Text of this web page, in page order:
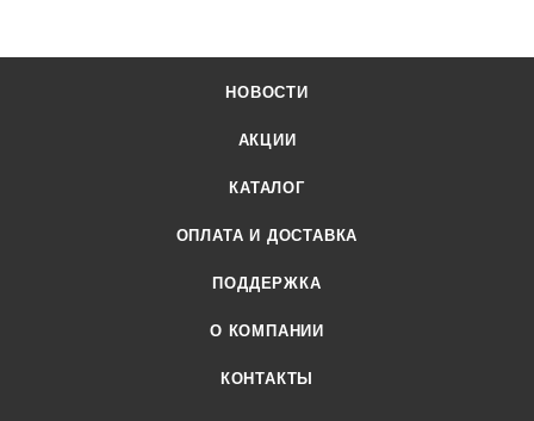
НОВОСТИ
АКЦИИ
КАТАЛОГ
ОПЛАТА И ДОСТАВКА
ПОДДЕРЖКА
О КОМПАНИИ
КОНТАКТЫ